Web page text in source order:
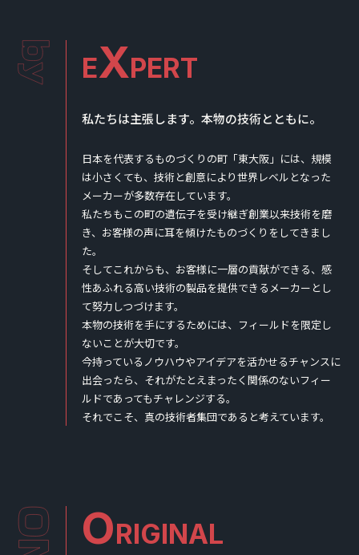
EXPERT
私たちは主張します。本物の技術とともに。
日本を代表するものづくりの町「東大阪」には、規模
は小さくても、技術と創意により世界レベルとなった
メーカーが多数存在しています。
私たちもこの町の遺伝子を受け継ぎ創業以来技術を磨
き、お客様の声に耳を傾けたものづくりをしてきまし
た。
そしてこれからも、お客様に一層の貢献ができる、感
性あふれる高い技術の製品を提供できるメーカーとし
て努力しつづけます。
本物の技術を手にするためには、フィールドを限定し
ないことが大切です。
今持っているノウハウやアイデアを活かせるチャンスに
出会ったら、それがたとえまったく関係のないフィー
ルドであってもチャレンジする。
それでこそ、真の技術者集団であると考えています。
ORIGINAL